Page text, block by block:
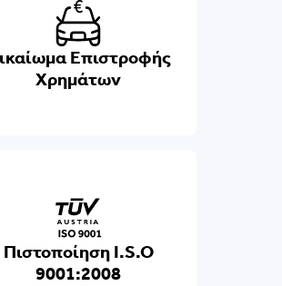
Επιστροφής
Χρημάτων
Πιστοποίηση I.S.O
9001:2008